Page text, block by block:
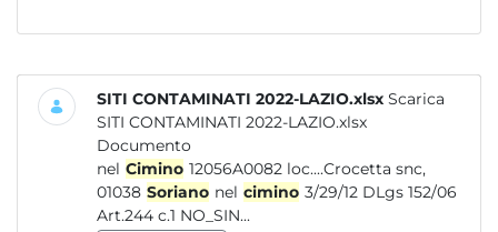
SITI CONTAMINATI 2022-LAZIO.xlsx Scarica
SITI CONTAMINATI 2022-LAZIO.xlsx
Documento
nel Cimino 12056A0082 loc....Crocetta snc,
01038 Soriano nel cimino 3/29/12 DLgs 152/06
Art.244 c.1 NO_SIN...